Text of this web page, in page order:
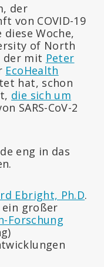
der
von COVID-19
Woche,
of North
der mit Peter
EcoHealth
hat, schon
die sich um
SARS-CoV-2
eng in das
Ebright, Ph.D.
großer
Forschung